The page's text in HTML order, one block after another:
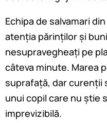
Echipa de salvamari
atenția părinților și
nesupravegheați pe
câteva minute. Marea
suprafață, dar curenții
unui copil care nu știe
imprevizibilă.